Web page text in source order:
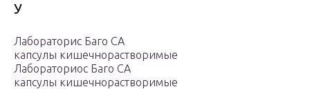
У
Лабораторис Баго СА
капсулы кишечнорастворимые
Лабораториос Баго СА
капсулы кишечнорастворимые